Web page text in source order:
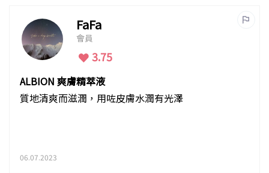
FaFa
會員
3.75
ALBION 爽膚精萃液
質地清爽而滋潤，用咗皮膚水潤有光澤
06.07.2023